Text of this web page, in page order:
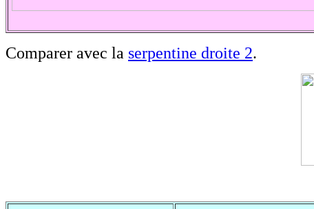
Comparer avec la serpentine droite 2.